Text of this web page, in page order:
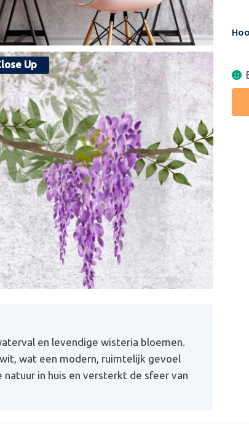
en levendige wisteria bloemen.
wat een modern, ruimtelijk gevoel
in huis en versterkt de sfeer van